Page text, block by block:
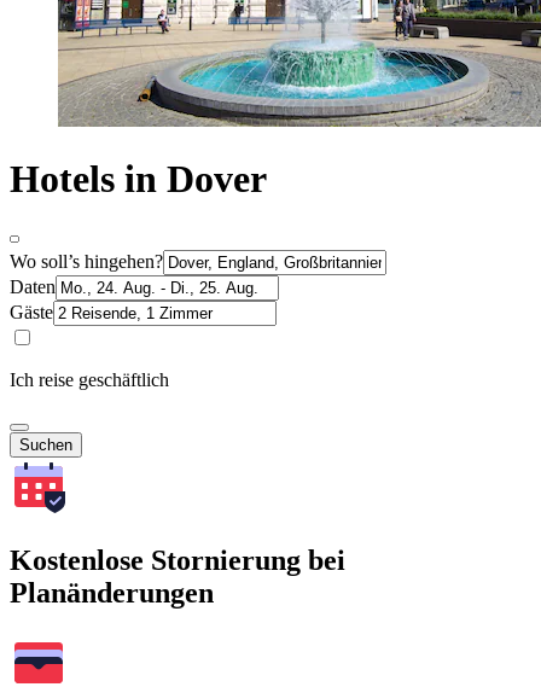
Hotels in Dover
Wo soll’s hingehen?
Daten
Gäste
Ich reise geschäftlich
Suchen
Kostenlose Stornierung bei
Planänderungen